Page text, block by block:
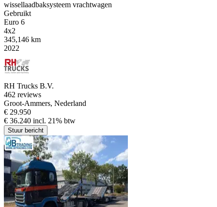
wissellaadbaksysteem vrachtwagen
Gebruikt
Euro 6
4x2
345,146 km
2022
RH Trucks B.V.
462 reviews
Groot-Ammers, Nederland
€ 29.950
€ 36.240 incl. 21% btw
Stuur bericht